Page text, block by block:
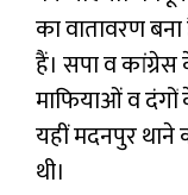
का वातावरण
हैं। सपा व
माफियाओं व दंगों
यहीं मदनपुर थाने
थी।